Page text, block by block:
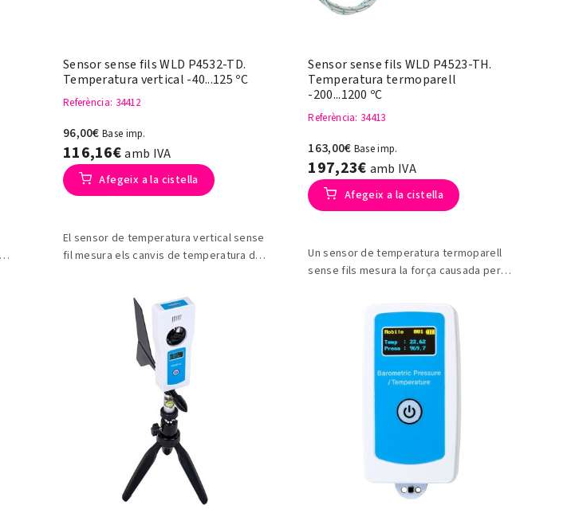
Sensor sense fils WLD P4532-TD.
Temperatura vertical -40...125 ºC
Referència: 34412
96,00€Base imp.
116,16€amb IVA
Afegeix a la cistella
El sensor de temperatura vertical sense
fil mesura els canvis de temperatura de
Sensor sense fils WLD P4523-TH.
Temperatura termoparell
-200...1200 ºC
Referència: 34413
163,00€ Base imp.
197,23€ amb IVA
Afegeix a la cistella
Un sensor de temperatura termoparell
sense fils mesura la força causada per la